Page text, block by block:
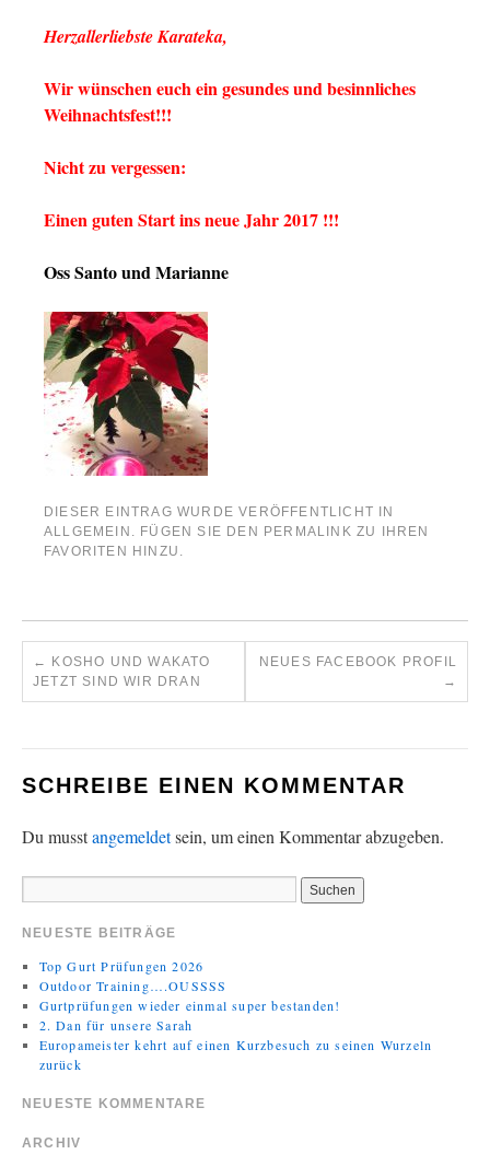
Herzallerliebste Karateka,
Wir wünschen euch ein gesundes und besinnliches
Weihnachtsfest!!!
Nicht zu vergessen:
Einen guten Start ins neue Jahr 2017 !!!
Oss Santo und Marianne
DIESER EINTRAG WURDE VERÖFFENTLICHT IN
ALLGEMEIN . FÜGEN SIE DEN PERMALINK ZU IHREN
FAVORITEN HINZU.
←
KOSHO UND WAKATO
JETZT SIND WIR DRAN
NEUES FACEBOOK PROFIL
→
SCHREIBE EINEN KOMMENTAR
Du musstangemeldetsein, um einen Kommentar abzugeben.
NEUESTE BEITRÄGE
Top Gurt Prüfungen 2026
Outdoor Training….OUSSSS
Gurtprüfungen wieder einmal super bestanden!
2. Dan für unsere Sarah
Europameister kehrt auf einen Kurzbesuch zu seinen Wurzeln
zurück
NEUESTE KOMMENTARE
ARCHIV